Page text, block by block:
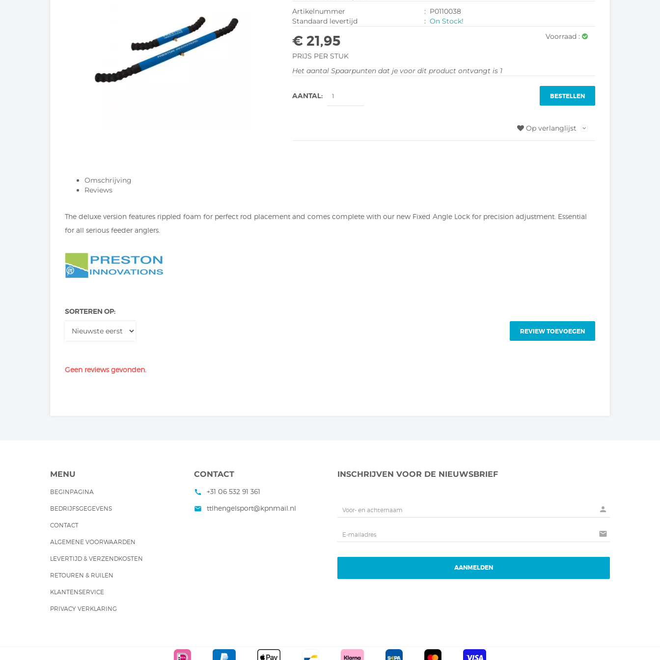
Artikelnummer
: P0110038
Standaard levertijd
: On Stock!
€ 21,95
PRIJS PER STUK
Voorraad :
Het aantal Spaarpunten dat je voor dit product ontvangt is 1
AANTAL: BESTELLEN
Op verlanglijst
Omschrijving
Reviews
The deluxe version features rippled foam for perfect rod placement and comes complete with our new Fixed Angle Lock for precision adjustment. Essential
for all serious feeder anglers.
SORTEREN OP:
REVIEW TOEVOEGEN
Geen reviews gevonden.
MENU
BEGINPAGINA
BEDRIJFSGEGEVENS
CONTACT
ALGEMENE VOORWAARDEN
LEVERTIJD & VERZENDKOSTEN
RETOUREN & RUILEN
KLANTENSERVICE
PRIVACY VERKLARING
CONTACT
call +31 06 532 91 361
mail ttlhengelsport@kpnmail.nl
INSCHRIJVEN VOOR DE NIEUWSBRIEF
person
mail
AANMELDEN